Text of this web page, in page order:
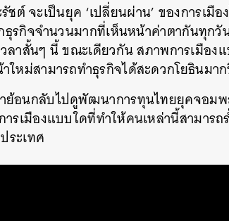
จะเป็นยุค ‘เปลี่ยนผ่าน’ ของการเมื
ธุรกิจจำนวนมากที่เห็นหน้าค่าตากันทุกวั
วลาสั้นๆ นี้ ขณะเดียวกัน สภาพการเมือ
หม่สามารถทำธุรกิจได้สะดวกโยธินมา
อนกลับไปดูพัฒนาการทุนไทยยุคจอมพ
รเมืองแบบใดที่ทำให้คนเหล่านี้สามารถ
ระเทศ